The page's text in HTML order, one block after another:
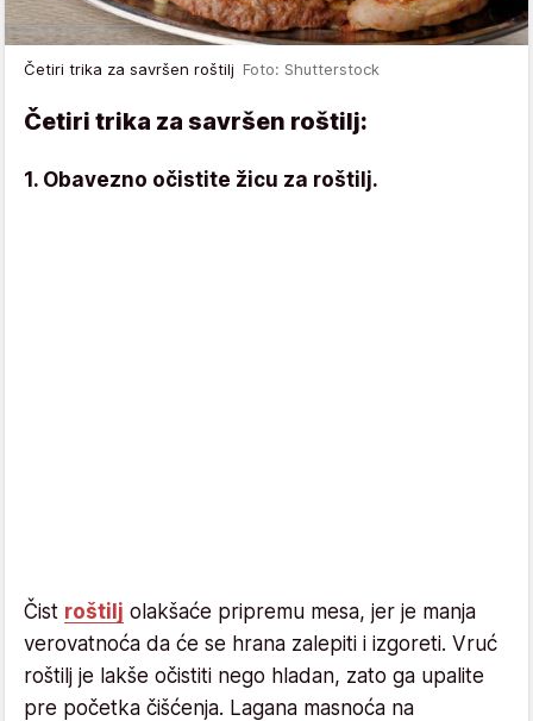
Četiri trika za savršen roštilj Foto: Shutterstock
Četiri trika za savršen roštilj:
1. Obavezno očistite žicu za roštilj.
Čist roštilj olakšaće pripremu mesa, jer je manja
verovatnoća da će se hrana zalepiti i izgoreti. Vruć
roštilj je lakše očistiti nego hladan, zato ga upalite
pre početka čišćenja. Lagana masnoća na